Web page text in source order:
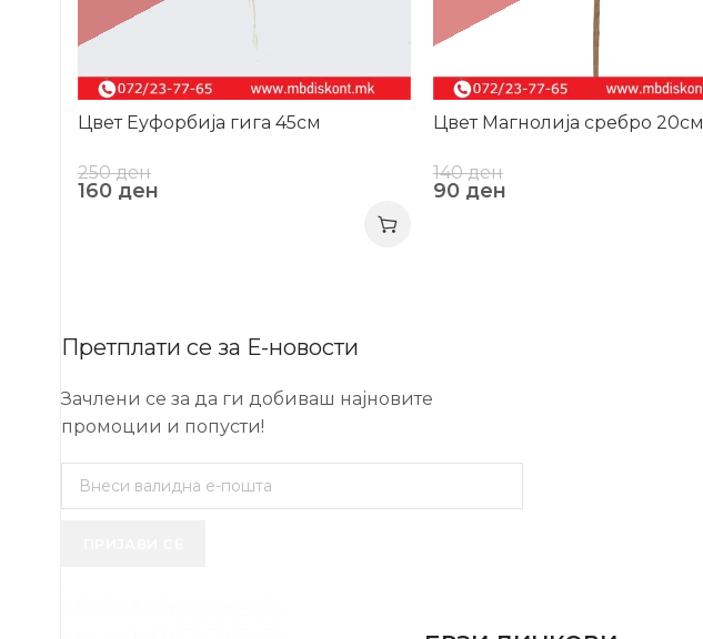
Цвет Еуфорбија гига 45см
250ден
160 ден
Цвет Магнолија сребро 20см
140ден
90 ден
Претплати се за Е-новости
Зачлени се за да ги добиваш најновите
промоции и попусти!